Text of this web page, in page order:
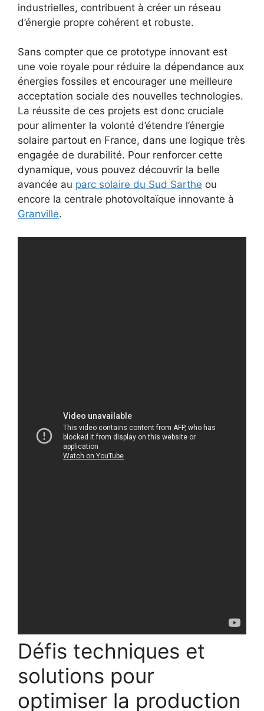
industrielles, contribuent à créer un réseau
d’énergie propre cohérent et robuste.
Sans compter que ce prototype innovant est
une voie royale pour réduire la dépendance aux
énergies fossiles et encourager une meilleure
acceptation sociale des nouvelles technologies.
La réussite de ces projets est donc cruciale
pour alimenter la volonté d’étendre l’énergie
solaire partout en France, dans une logique très
engagée de durabilité. Pour renforcer cette
dynamique, vous pouvez découvrir la belle
avancée au parc solaire du Sud Sarthe ou
encore la centrale photovoltaïque innovante à
Granville.
Défis techniques et
solutions pour
optimiser la production